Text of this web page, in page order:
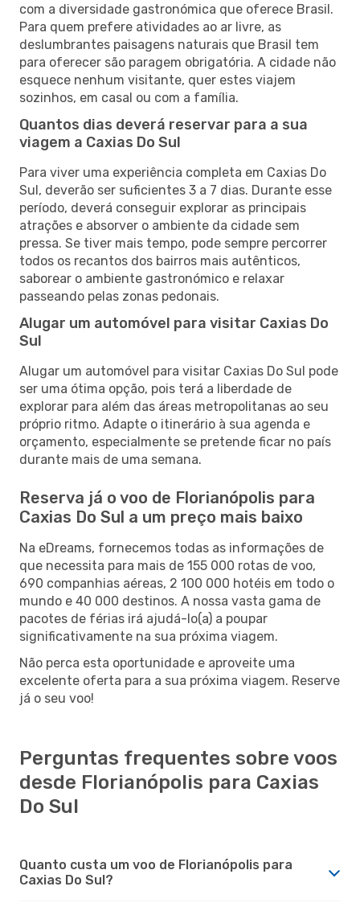
com a diversidade gastronómica que oferece Brasil.
Para quem prefere atividades ao ar livre, as
deslumbrantes paisagens naturais que Brasil tem
para oferecer são paragem obrigatória. A cidade não
esquece nenhum visitante, quer estes viajem
sozinhos, em casal ou com a família.
Quantos dias deverá reservar para a sua
viagem a Caxias Do Sul
Para viver uma experiência completa em Caxias Do
Sul, deverão ser suficientes 3 a 7 dias. Durante esse
período, deverá conseguir explorar as principais
atrações e absorver o ambiente da cidade sem
pressa. Se tiver mais tempo, pode sempre percorrer
todos os recantos dos bairros mais autênticos,
saborear o ambiente gastronómico e relaxar
passeando pelas zonas pedonais.
Alugar um automóvel para visitar Caxias Do
Sul
Alugar um automóvel para visitar Caxias Do Sul pode
ser uma ótima opção, pois terá a liberdade de
explorar para além das áreas metropolitanas ao seu
próprio ritmo. Adapte o itinerário à sua agenda e
orçamento, especialmente se pretende ficar no país
durante mais de uma semana.
Reserva já o voo de Florianópolis para
Caxias Do Sul a um preço mais baixo
Na eDreams, fornecemos todas as informações de
que necessita para mais de 155 000 rotas de voo,
690 companhias aéreas, 2 100 000 hotéis em todo o
mundo e 40 000 destinos. A nossa vasta gama de
pacotes de férias irá ajudá-lo(a) a poupar
significativamente na sua próxima viagem.
Não perca esta oportunidade e aproveite uma
excelente oferta para a sua próxima viagem. Reserve
já o seu voo!
Perguntas frequentes sobre voos
desde Florianópolis para Caxias
Do Sul
Quanto custa um voo de Florianópolis para
Caxias Do Sul?